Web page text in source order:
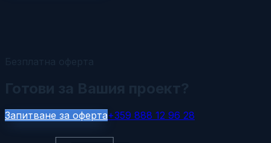
Запитване за оферта+359 888 12 96 28